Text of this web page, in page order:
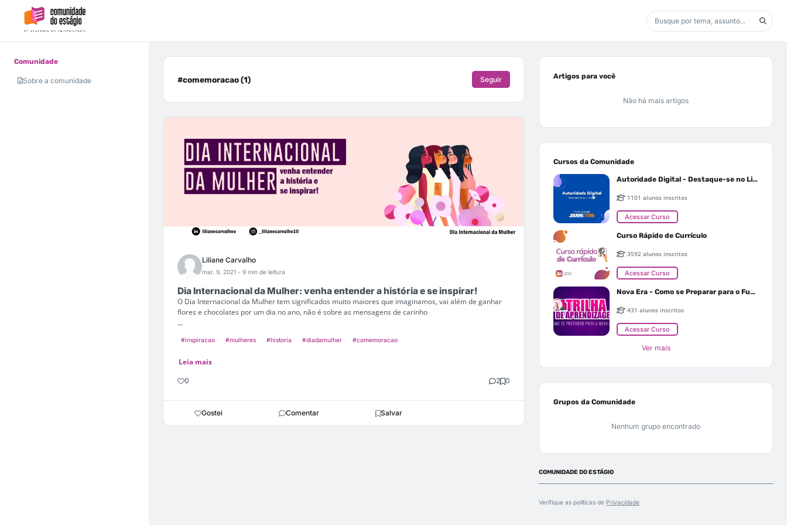
Comunidade
Sobre a comunidade #comemoracao (1) Seguir
Liliane Carvalho
mar. 9, 2021 - 9 min de leitura
Dia Internacional da Mulher: venha entender a história e se inspirar!
O Dia Internacional da Mulher tem significados muito maiores que imaginamos, vai além de ganhar
flores e chocolates por um dia no ano, não é sobre as mensagens de carinho
...
#inspiracao #mulheres #historia #diadamulher #comemoracao
Leia mais
0 2 0
Gostei Comentar Salvar
Artigos para você
Não há mais artigos
Cursos da Comunidade
Autoridade Digital - Destaque-se no Linkedin
1101 alunos inscritos
Acessar Curso
Curso Rápido de Currículo
3592 alunos inscritos
Acessar Curso
Nova Era - Como se Preparar para o Futuro
431 alunos inscritos
Acessar Curso
Ver mais
Grupos da Comunidade
Nenhum grupo encontrado
COMUNIDADE DO ESTÁGIO
Verifique as políticas de Privacidade